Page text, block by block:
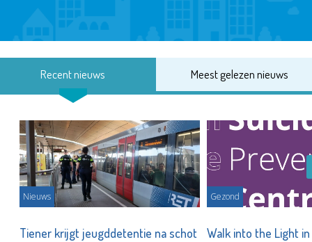
Recent nieuws Meest gelezen nieuws
Nieuws
Tiener krijgt jeugddetentie na schot
Gezond
Walk into the Light in